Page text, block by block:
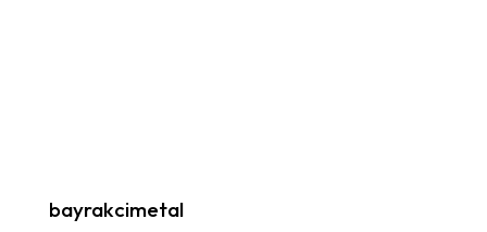
bayrakcimetal